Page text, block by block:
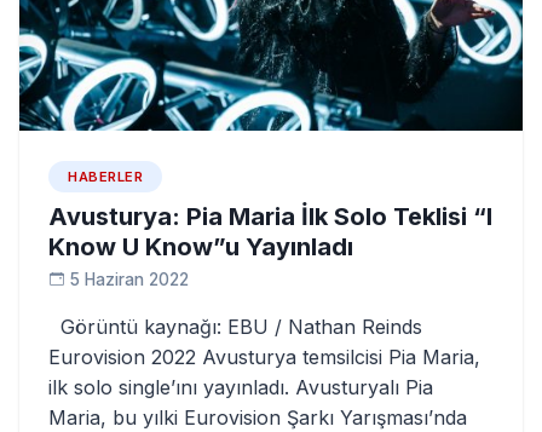
HABERLER
Avusturya: Pia Maria İlk Solo Teklisi “I
Know U Know”u Yayınladı
5 Haziran 2022
Görüntü kaynağı: EBU / Nathan Reinds
Eurovision 2022 Avusturya temsilcisi Pia Maria,
ilk solo single’ını yayınladı. Avusturyalı Pia
Maria, bu yılki Eurovision Şarkı Yarışması’nda